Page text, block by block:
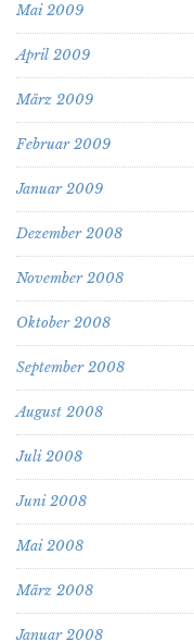
Mai 2009
April 2009
März 2009
Februar 2009
Januar 2009
Dezember 2008
November 2008
Oktober 2008
September 2008
August 2008
Juli 2008
Juni 2008
Mai 2008
März 2008
Januar 2008